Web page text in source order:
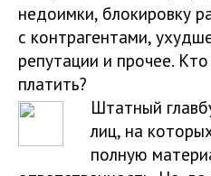
недоимки, блокировку
с контрагентами,
репутации и прочее.
платить?
Штатный
лиц, на
полную